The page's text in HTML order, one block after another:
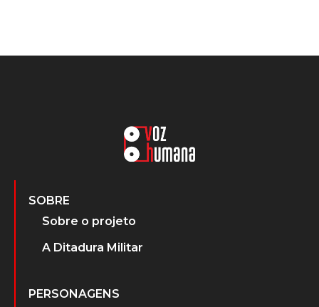
SOBRE
Sobre o projeto
A Ditadura Militar
PERSONAGENS